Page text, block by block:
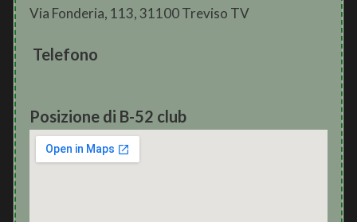
Via Fonderia, 113, 31100 Treviso TV
Telefono
Posizione di B-52 club